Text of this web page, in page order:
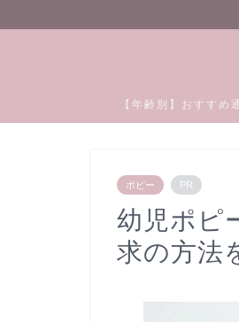
【年齢別】おすすめ
ポピー PR
幼児ポピ
求の方法